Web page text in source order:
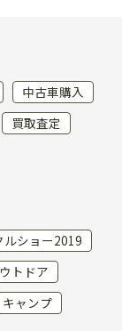
中古車購入
買取査定
ショー2019
トドア
キャンプ